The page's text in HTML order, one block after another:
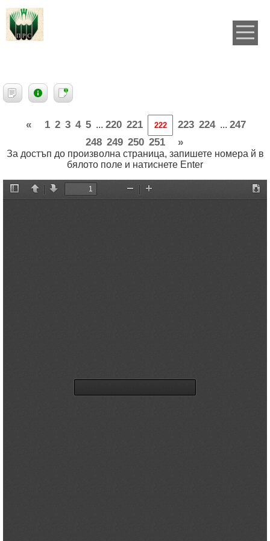
« 1 2 3 4 5 ... 220 221 223 224 ... 247
248 249 250 251 »
За достъп до произволна страница, запишете номера й в
бялото поле и натиснете Enter